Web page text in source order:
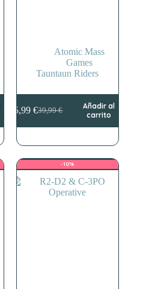
Atomic Mass
Games
Tauntaun Riders
39,99€
El
precio
era:
39,99 €.
35,99€El
precio
es:
35,99 €.
Añadir al
carrito
-10%